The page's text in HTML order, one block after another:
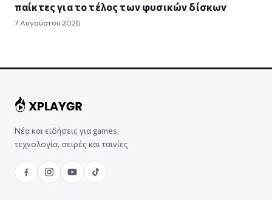
παίκτες για το τέλος των φυσικών δίσκων
7 Αυγούστου 2026
Νέα και ειδήσεις για games,
τεχνολογία, σειρές και ταινίες